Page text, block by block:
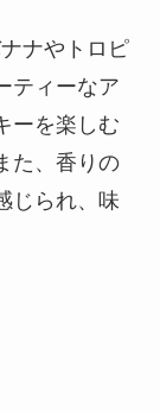
ナやトロピ
ティーなア
ーを楽しむ
た、香りの
じられ、味